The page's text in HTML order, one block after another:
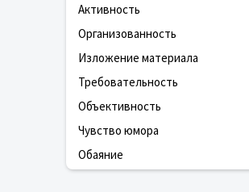
Активность
Организованность
Изложение материала
Требовательность
Объективность
Чувство юмора
Обаяние